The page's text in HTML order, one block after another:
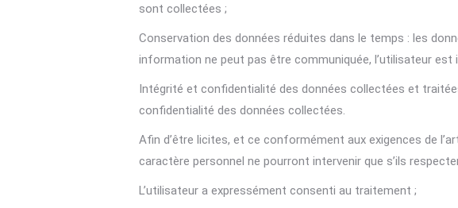
sont collectées ;
Conservation des données réduites dans le temps : les
information ne peut pas être communiquée, l’utilisateur
Intégrité et confidentialité des données collectées et
confidentialité des données collectées.
Afin d’être licites, et ce conformément aux exigences de
caractère personnel ne pourront intervenir que s’ils
L’utilisateur a expressément consenti au traitement ;